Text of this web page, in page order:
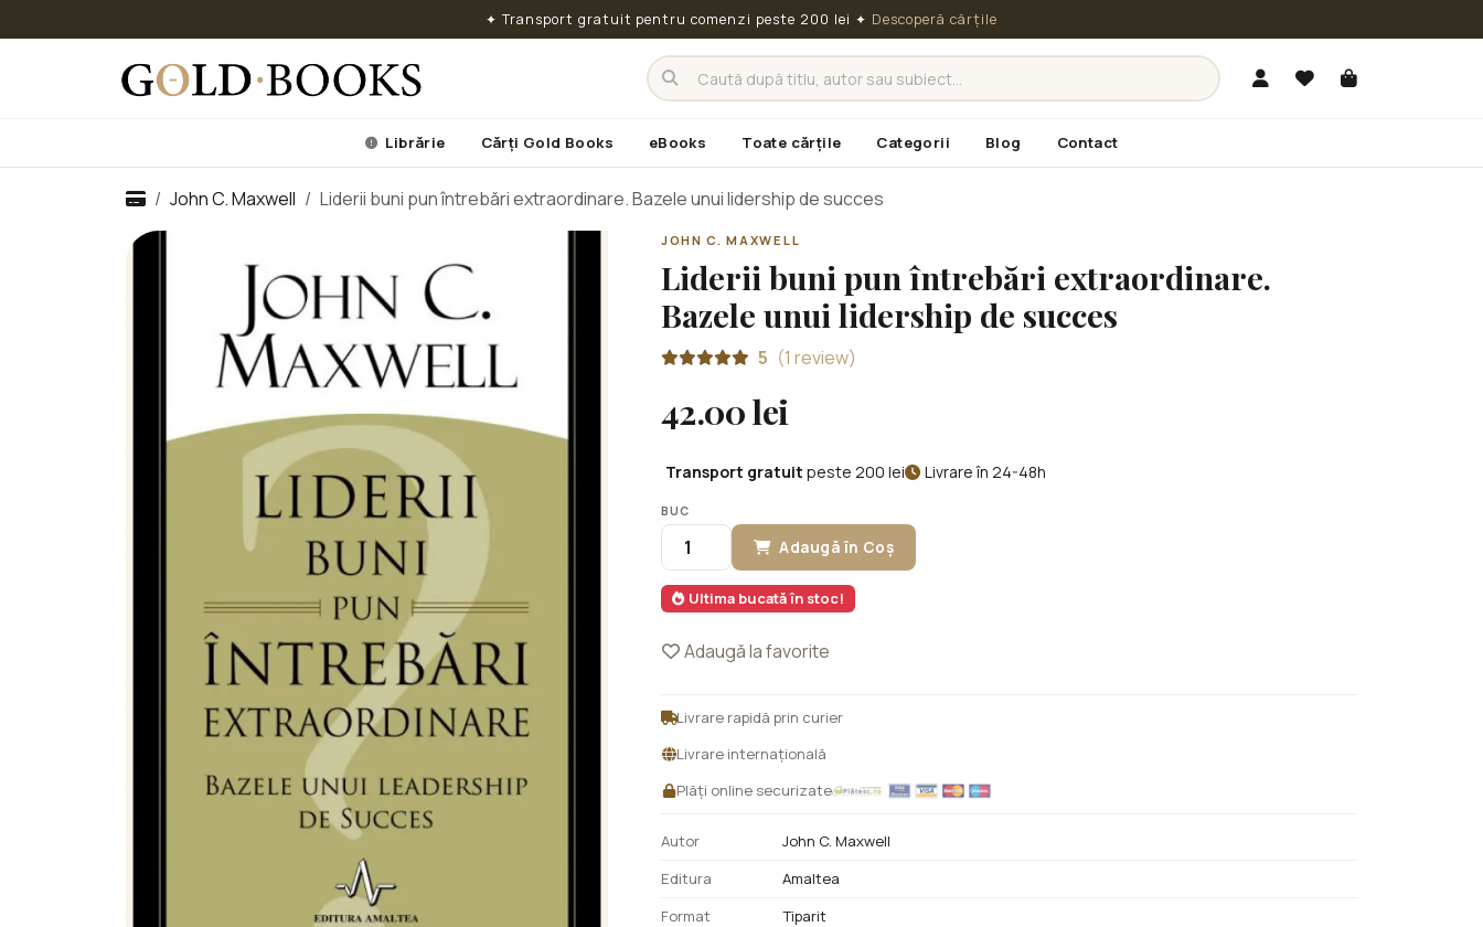
✦ Transport gratuit pentru comenzi peste 200 lei ✦ Descoperă cărțile
Librărie Cărți Gold Books eBooks Toate cărțile Categorii Blog Contact
John C. Maxwell Liderii buni pun întrebări extraordinare. Bazele unui lidership de succes
JOHN C. MAXWELL
Liderii buni pun întrebări extraordinare.
Bazele unui lidership de succes
5 (1 review)
42.00 lei
Transport gratuit peste 200 lei Livrare în 24-48h
BUC
Adaugă în Coș
Ultima bucată în stoc!
Adaugă la favorite
Livrare rapidă prin curier
Livrare internațională
Plăți online securizate
Autor
John C. Maxwell
Editura
Amaltea
Format
Tiparit